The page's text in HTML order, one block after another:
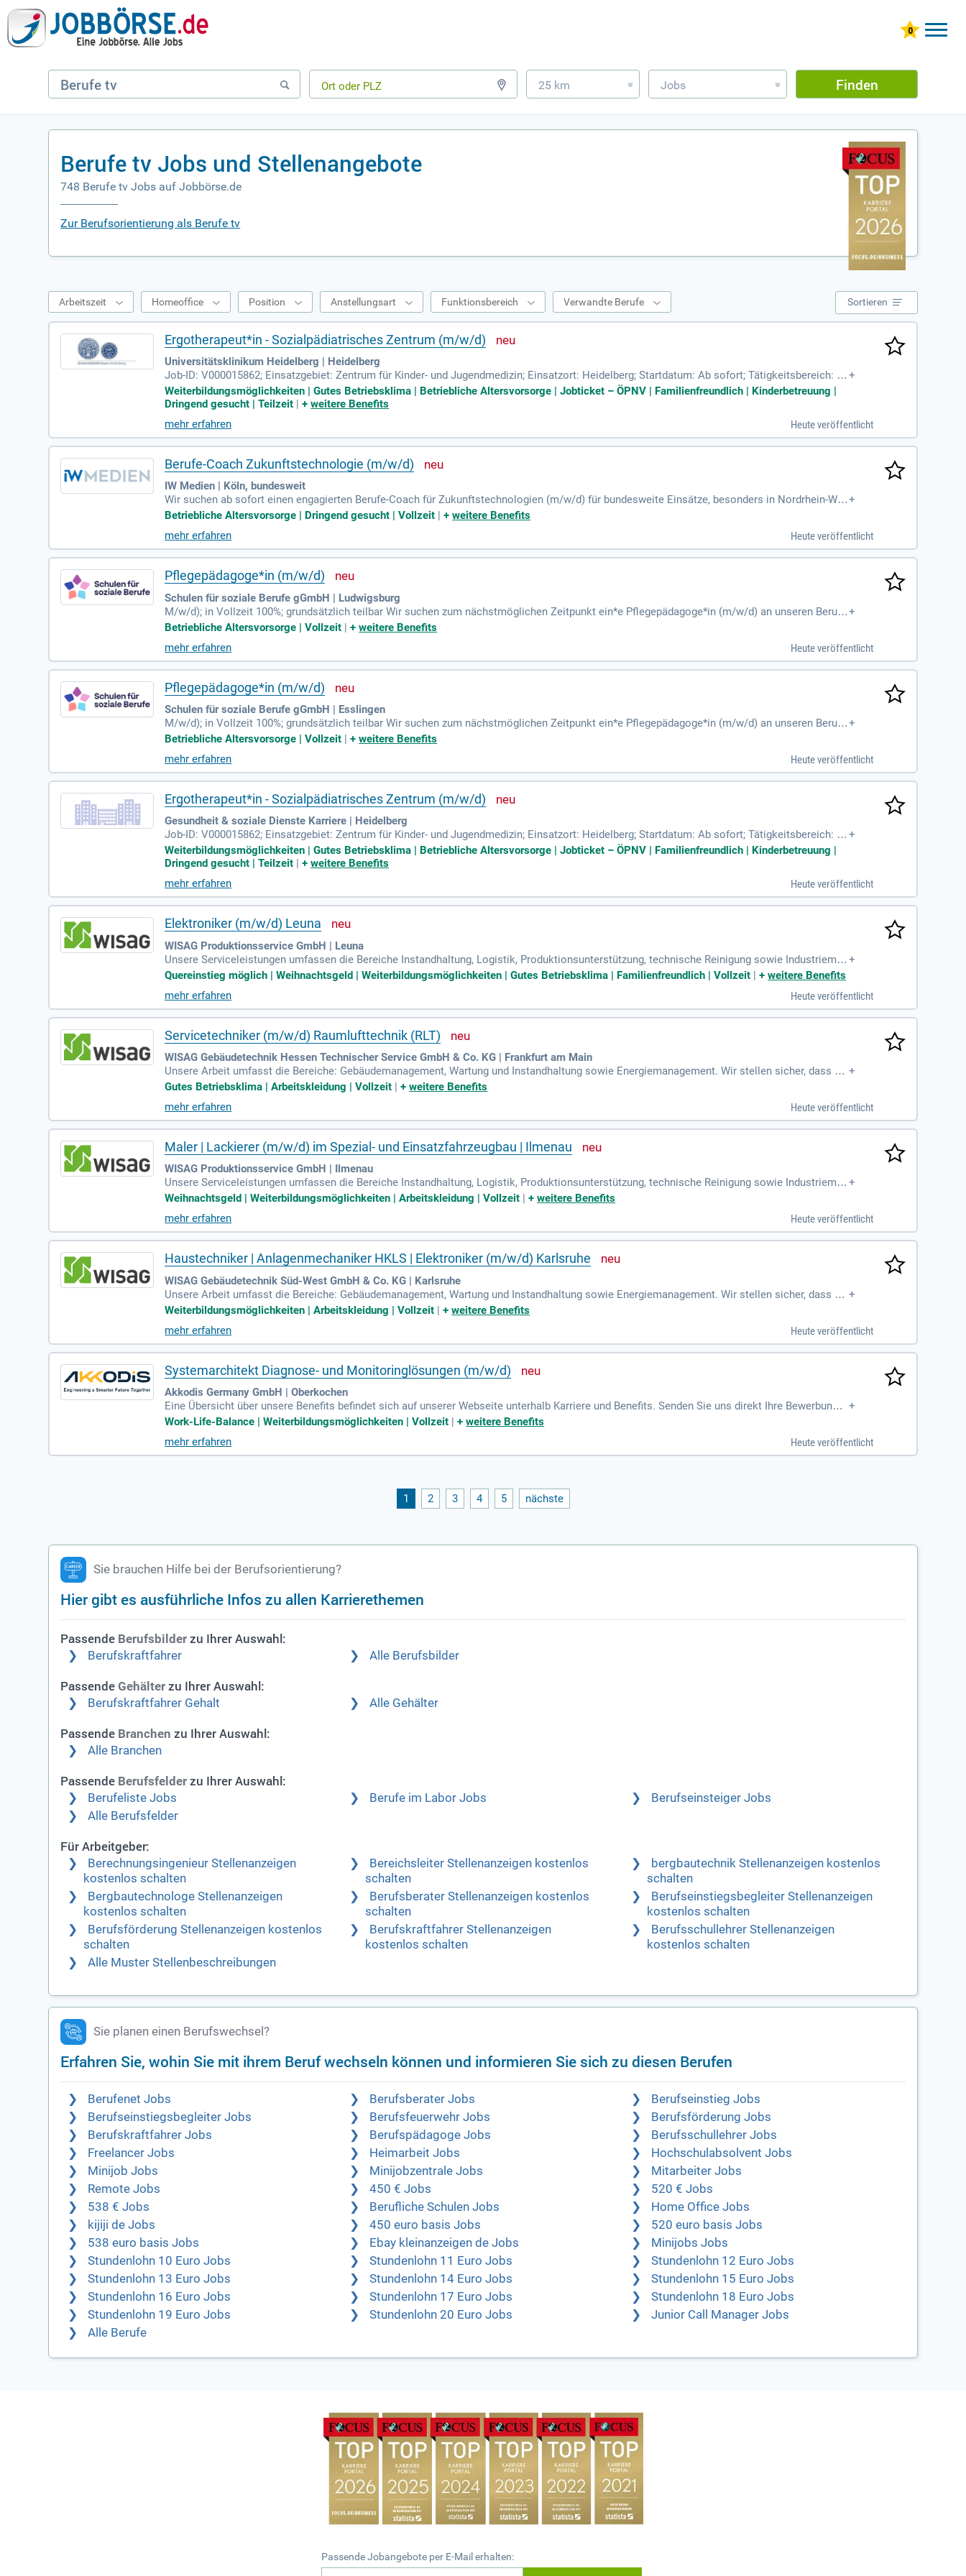
25 km » Jobs » Finden
Berufe tv Jobs und Stellenangebote
748 Berufe tv Jobs auf Jobbörse.de
Zur Berufsorientierung als Berufe tv
Arbeitszeit Homeoffice Position Anstellungsart Funktionsbereich Verwandte Berufe Sortieren
Ergotherapeut*in - Sozialpädiatrisches Zentrum (m/w/d)
Universitätsklinikum Heidelberg | Heidelberg
Job-ID: V000015862; Einsatzgebiet: Zentrum für Kinder- und Jugendmedizin; Einsatzort: Heidelberg; Startdatum: Ab sofort; Tätigkeitsbereich: S
oziale, therapeutische und pädagogische Berufe; Anstellungsart: Teilzeit (23,1 Wochenstunden); Befristung: Befristet
+
Weiterbildungsmöglichkeiten | Gutes Betriebsklima | Betriebliche Altersvorsorge | Jobticket – ÖPNV | Familienfreundlich | Kinderbetreuung |
Dringend gesucht | Teilzeit |+weitere Benefits
mehr erfahren
Heute veröffentlicht
Berufe-Coach Zukunftstechnologie (m/w/d)
IW Medien | Köln, bundesweit
Wir suchen ab sofort einen engagierten Berufe-Coach für Zukunftstechnologien (m/w/d) für bundesweite Einsätze, besonders in Nordrhein-We
stfalen. Deine Hauptaufgabe ist es, unsere mobilen Trucks für technikbegeisterte Besucher:innen vorzubereiten. Du informierst Schüler:innen d
t Anschaulichkeit vermittelst du Chancen und Herausforderungen moderner Technologien. Zudem kommunizierst du professionell mit Lehrkräf
ten, Unternehmen und anderen Partnern. Deine Verantwortung umfasst auch die Pressearbeit, um das Projekt und seine Ziele bekannt zu mach
+
Betriebliche Altersvorsorge | Dringend gesucht | Vollzeit |+weitere Benefits
mehr erfahren
Heute veröffentlicht
Pflegepädagoge*in (m/w/d)
Schulen für soziale Berufe gGmbH | Ludwigsburg
M/w/d); in Vollzeit 100%; grundsätzlich teilbar Wir suchen zum nächstmöglichen Zeitpunkt ein*e Pflegepädagoge*in (m/w/d) an unseren Berufs
fachschulen für Pflege und Altenpflegehilfe an den Hildegard Burjan Schulen für soziale Berufe in Stuttgart.
+
Betriebliche Altersvorsorge | Vollzeit |+weitere Benefits
mehr erfahren
Heute veröffentlicht
Pflegepädagoge*in (m/w/d)
Schulen für soziale Berufe gGmbH | Esslingen
M/w/d); in Vollzeit 100%; grundsätzlich teilbar Wir suchen zum nächstmöglichen Zeitpunkt ein*e Pflegepädagoge*in (m/w/d) an unseren Berufs
fachschulen für Pflege und Altenpflegehilfe an den Hildegard Burjan Schulen für soziale Berufe in Stuttgart.
+
Betriebliche Altersvorsorge | Vollzeit |+weitere Benefits
mehr erfahren
Heute veröffentlicht
Ergotherapeut*in - Sozialpädiatrisches Zentrum (m/w/d)
Gesundheit & soziale Dienste Karriere | Heidelberg
Job-ID: V000015862; Einsatzgebiet: Zentrum für Kinder- und Jugendmedizin; Einsatzort: Heidelberg; Startdatum: Ab sofort; Tätigkeitsbereich: S
oziale, therapeutische und pädagogische Berufe; Anstellungsart: Teilzeit (23,1 Wochenstunden); Befristung: Befristet
+
Weiterbildungsmöglichkeiten | Gutes Betriebsklima | Betriebliche Altersvorsorge | Jobticket – ÖPNV | Familienfreundlich | Kinderbetreuung |
Dringend gesucht | Teilzeit |+weitere Benefits
mehr erfahren
Heute veröffentlicht
Elektroniker (m/w/d) Leuna
WISAG Produktionsservice GmbH | Leuna
Unsere Serviceleistungen umfassen die Bereiche Instandhaltung, Logistik, Produktionsunterstützung, technische Reinigung sowie Industriemo
ntage. Wir sorgen dafür, dass in Produktions- und Industriebetrieben alles reibungslos funktioniert.
+
Quereinstieg möglich | Weihnachtsgeld | Weiterbildungsmöglichkeiten | Gutes Betriebsklima | Familienfreundlich | Vollzeit |+weitere Benefits
mehr erfahren
Heute veröffentlicht
Servicetechniker (m/w/d) Raumlufttechnik (RLT)
WISAG Gebäudetechnik Hessen Technischer Service GmbH & Co. KG | Frankfurt am Main
Unsere Arbeit umfasst die Bereiche: Gebäudemanagement, Wartung und Instandhaltung sowie Energiemanagement. Wir stellen sicher, dass di
e Technik im Gebäude zuverlässig arbeitet. Mehr über die WISAG erfahren Sie auf unserer Webseite.
+
Gutes Betriebsklima | Arbeitskleidung | Vollzeit |+weitere Benefits
mehr erfahren
Heute veröffentlicht
Maler | Lackierer (m/w/d) im Spezial- und Einsatzfahrzeugbau | Ilmenau
WISAG Produktionsservice GmbH | Ilmenau
Unsere Serviceleistungen umfassen die Bereiche Instandhaltung, Logistik, Produktionsunterstützung, technische Reinigung sowie Industriemo
ntage. Wir sorgen dafür, dass in Produktions- und Industriebetrieben alles reibungslos funktioniert.
+
Weihnachtsgeld | Weiterbildungsmöglichkeiten | Arbeitskleidung | Vollzeit |+weitere Benefits
mehr erfahren
Heute veröffentlicht
Haustechniker | Anlagenmechaniker HKLS | Elektroniker (m/w/d) Karlsruhe
WISAG Gebäudetechnik Süd-West GmbH & Co. KG | Karlsruhe
Unsere Arbeit umfasst die Bereiche: Gebäudemanagement, Wartung und Instandhaltung sowie Energiemanagement. Wir stellen sicher, dass di
e Technik im Gebäude zuverlässig arbeitet. Mehr über die WISAG erfahren Sie auf unserer Webseite.
+
Weiterbildungsmöglichkeiten | Arbeitskleidung | Vollzeit |+weitere Benefits
mehr erfahren
Heute veröffentlicht
Systemarchitekt Diagnose- und Monitoringlösungen (m/w/d)
Akkodis Germany GmbH | Oberkochen
Eine Übersicht über unsere Benefits befindet sich auf unserer Webseite unterhalb Karriere und Benefits. Senden Sie uns direkt Ihre Bewerbung z
u. Für Rückfragen stehen wir Ihnen gerne zur Verfügung.
+
Work-Life-Balance | Weiterbildungsmöglichkeiten | Vollzeit |+weitere Benefits
mehr erfahren
Heute veröffentlicht
1 2 3 4 5 nächste
Sie brauchen Hilfe bei der Berufsorientierung?
Hier gibt es ausführliche Infos zu allen Karrierethemen
Passende Berufsbilder zu Ihrer Auswahl:
Berufskraftfahrer Alle Berufsbilder
PassendeGehälter zu Ihrer Auswahl:
Berufskraftfahrer Gehalt Alle Gehälter
Passende Branchen zu Ihrer Auswahl:
Alle Branchen
Passende Berufsfelder zu Ihrer Auswahl:
Berufeliste Jobs Berufe im Labor Jobs
Berufseinsteiger Jobs
Alle Berufsfelder
Für Arbeitgeber:
Berechnungsingenieur Stellenanzeigen
kostenlos schalten
Bereichsleiter Stellenanzeigen kostenlos
schalten
bergbautechnik Stellenanzeigen kostenlos
schalten
Bergbautechnologe Stellenanzeigen
kostenlos schalten
Berufsberater Stellenanzeigen kostenlos
schalten
Berufseinstiegsbegleiter Stellenanzeigen
kostenlos schalten
Berufsförderung Stellenanzeigen kostenlos
schalten
Berufskraftfahrer Stellenanzeigen
kostenlos schalten
Berufsschullehrer Stellenanzeigen
kostenlos schalten
Alle Muster Stellenbeschreibungen
Sie planen einen Berufswechsel?
Erfahren Sie, wohin Sie mit ihrem Beruf wechseln können und informieren Sie sich zu diesen Berufen
Berufenet Jobs Berufsberater Jobs
Berufseinstieg Jobs
Berufseinstiegsbegleiter Jobs
Berufsfeuerwehr Jobs
Berufsförderung Jobs
Berufskraftfahrer Jobs
Berufspädagoge Jobs
Berufsschullehrer Jobs
Freelancer Jobs
Heimarbeit Jobs
Hochschulabsolvent Jobs
Minijob Jobs
Minijobzentrale Jobs
Mitarbeiter Jobs
Remote Jobs
450 € Jobs
520 € Jobs
538 € Jobs
Berufliche Schulen Jobs
Home Office Jobs
kijiji de Jobs
450 euro basis Jobs
520 euro basis Jobs
538 euro basis Jobs
Ebay kleinanzeigen de Jobs
Minijobs Jobs
Stundenlohn 10 Euro Jobs
Stundenlohn 11 Euro Jobs
Stundenlohn 12 Euro Jobs
Stundenlohn 13 Euro Jobs
Stundenlohn 14 Euro Jobs
Stundenlohn 15 Euro Jobs
Stundenlohn 16 Euro Jobs
Stundenlohn 17 Euro Jobs
Stundenlohn 18 Euro Jobs
Stundenlohn 19 Euro Jobs
Stundenlohn 20 Euro Jobs
Junior Call Manager Jobs
Alle Berufe
Passende Jobangebote per E-Mail erhalten: